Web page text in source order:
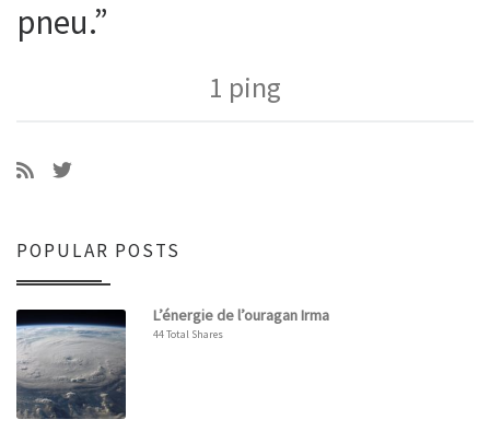
pneu.”
1 ping
POPULAR POSTS
L’énergie de l’ouragan Irma
44 Total Shares